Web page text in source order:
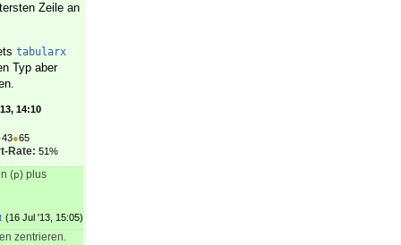
Zeile an
tabularx
Typ aber
14:10
43●65
Rate: 51%
(p) plus
(16 Jul '13, 15:05)
zentrieren.